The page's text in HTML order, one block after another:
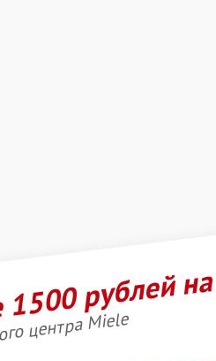
рублей
центра Miele